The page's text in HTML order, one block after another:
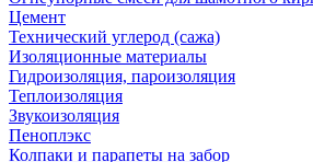
Цемент
Технический углерод (сажа)
Изоляционные материалы
Гидроизоляция, пароизоляция
Теплоизоляция
Звукоизоляция
Пеноплэкс
Колпаки и парапеты на забор